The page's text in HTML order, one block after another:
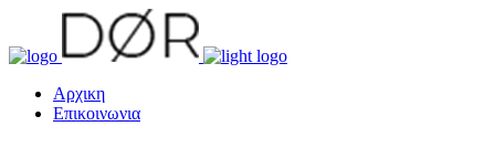
Αρχικη
Επικοινωνια